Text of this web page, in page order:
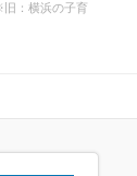
：横浜の子育